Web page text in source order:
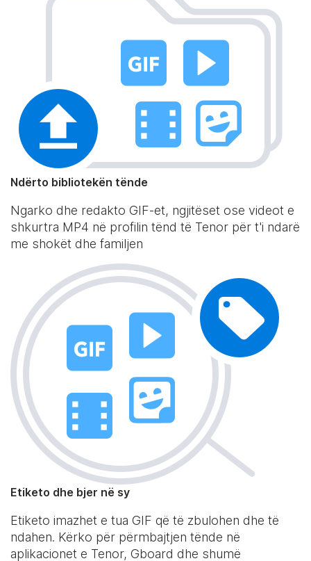
Ndërto bibliotekën tënde
Ngarko dhe redakto GIF-et, ngjitëset ose videot e
shkurtra MP4 në profilin tënd të Tenor për t'i ndarë
me shokët dhe familjen
Etiketo dhe bjer në sy
Etiketo imazhet e tua GIF që të zbulohen dhe të
ndahen. Kërko për përmbajtjen tënde në
aplikacionet e Tenor, Gboard dhe shumë